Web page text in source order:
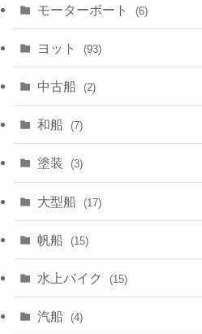
モーターボート (6)
ヨット (93)
中古船 (2)
和船 (7)
塗装 (3)
大型船 (17)
帆船 (15)
水上バイク (15)
汽船 (4)